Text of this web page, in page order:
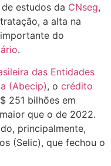
estudos da CNseg,
a alta na
do
.
das Entidades
(Abecip), o crédito
251 bilhões em
que o de 2022.
principalmente,
(Selic), que fechou o